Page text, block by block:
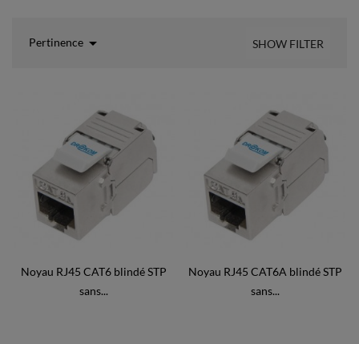
Pertinence  SHOW FILTER
Noyau RJ45 CAT6 blindé STP
sans...
Noyau RJ45 CAT6A blindé STP
sans...